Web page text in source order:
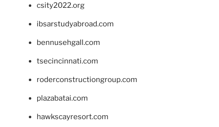
csity2022.org
ibsarstudyabroad.com
bennusehgall.com
tsecincinnati.com
roderconstructiongroup.com
plazabatai.com
hawkscayresort.com